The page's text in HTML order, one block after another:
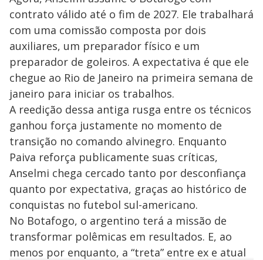
contrato válido até o fim de 2027. Ele trabalhará
com uma comissão composta por dois
auxiliares, um preparador físico e um
preparador de goleiros. A expectativa é que ele
chegue ao Rio de Janeiro na primeira semana de
janeiro para iniciar os trabalhos.
A reedição dessa antiga rusga entre os técnicos
ganhou força justamente no momento de
transição no comando alvinegro. Enquanto
Paiva reforça publicamente suas críticas,
Anselmi chega cercado tanto por desconfiança
quanto por expectativa, graças ao histórico de
conquistas no futebol sul-americano.
No Botafogo, o argentino terá a missão de
transformar polêmicas em resultados. E, ao
menos por enquanto, a “treta” entre ex e atual